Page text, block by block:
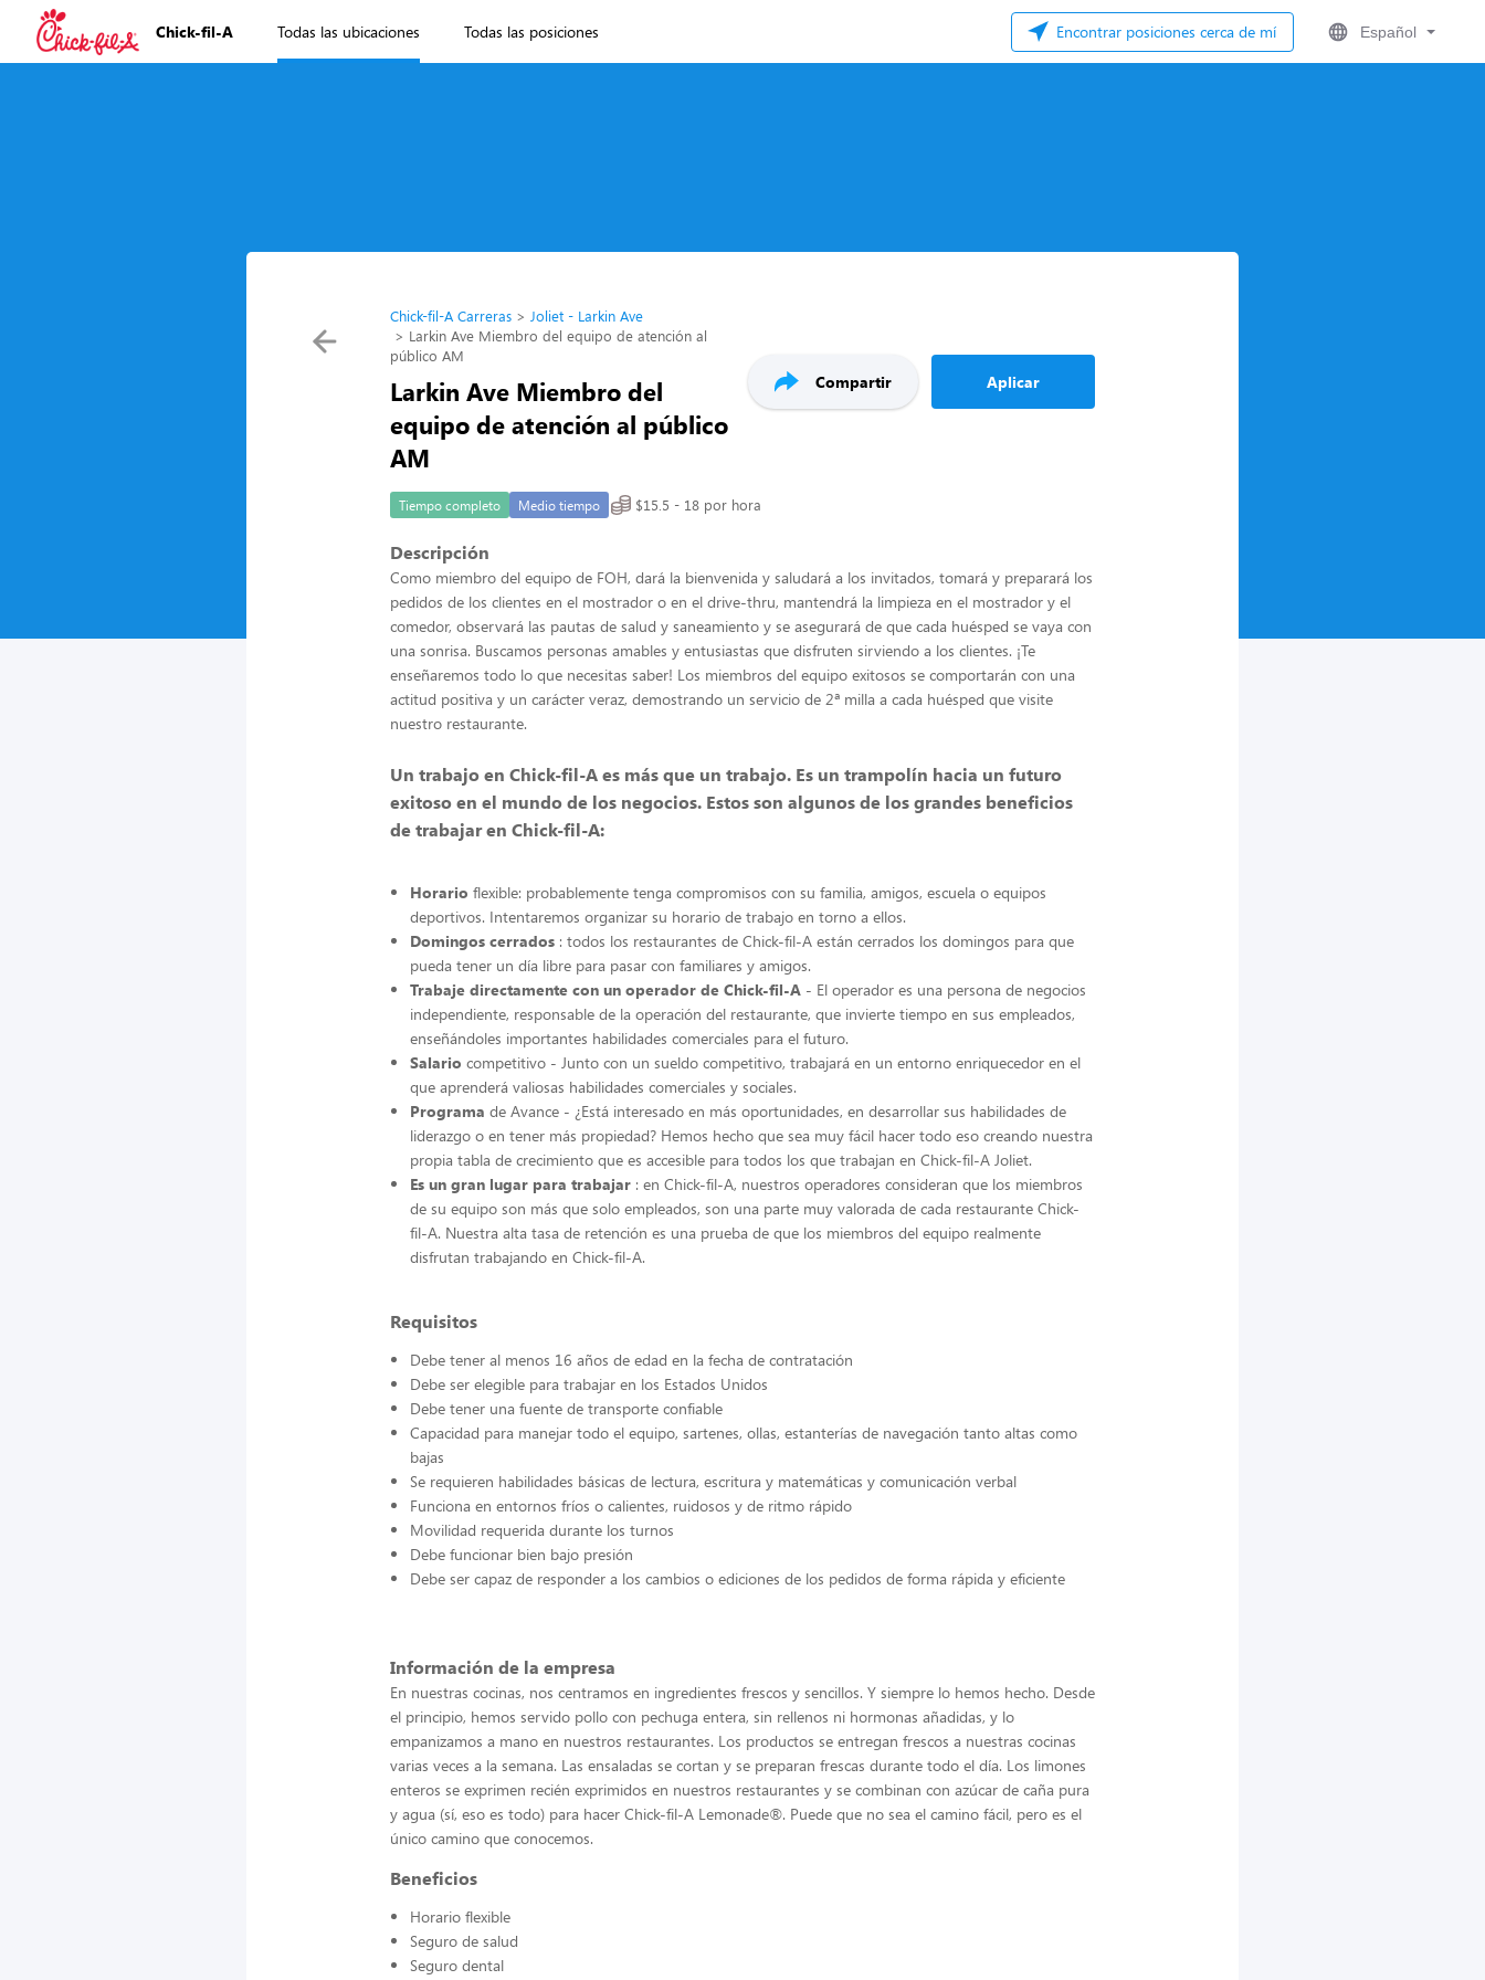
Chick-fil-A Todas las ubicaciones Todas las posiciones Encontrar posiciones cerca de mí Español
Chick-fil-A Carreras
Joliet - Larkin Ave
Larkin Ave Miembro del equipo de atención al
público AM
Larkin Ave Miembro del
equipo de atención al público
AM
Compartir Aplicar
Tiempo completo Medio tiempo $15.5 - 18 por hora
Descripción
Como miembro del equipo de FOH, dará la bienvenida y saludará a los invitados, tomará y preparará los
pedidos de los clientes en el mostrador o en el drive-thru, mantendrá la limpieza en el mostrador y el
comedor, observará las pautas de salud y saneamiento y se asegurará de que cada huésped se vaya con
una sonrisa. Buscamos personas amables y entusiastas que disfruten sirviendo a los clientes. ¡Te
enseñaremos todo lo que necesitas saber! Los miembros del equipo exitosos se comportarán con una
actitud positiva y un carácter veraz, demostrando un servicio de 2ª milla a cada huésped que visite
nuestro restaurante.
Un trabajo en Chick-fil-A es más que un trabajo. Es un trampolín hacia un futuro
exitoso en el mundo de los negocios. Estos son algunos de los grandes beneficios
de trabajar en Chick-fil-A:
Horario flexible: probablemente tenga compromisos con su familia, amigos, escuela o equipos
deportivos. Intentaremos organizar su horario de trabajo en torno a ellos.
Domingos cerrados : todos los restaurantes de Chick-fil-A están cerrados los domingos para que
pueda tener un día libre para pasar con familiares y amigos.
Trabaje directamente con un operador de Chick-fil-A - El operador es una persona de negocios
independiente, responsable de la operación del restaurante, que invierte tiempo en sus empleados,
enseñándoles importantes habilidades comerciales para el futuro.
Salario competitivo - Junto con un sueldo competitivo, trabajará en un entorno enriquecedor en el
que aprenderá valiosas habilidades comerciales y sociales.
Programa de Avance - ¿Está interesado en más oportunidades, en desarrollar sus habilidades de
liderazgo o en tener más propiedad? Hemos hecho que sea muy fácil hacer todo eso creando nuestra
propia tabla de crecimiento que es accesible para todos los que trabajan en Chick-fil-A Joliet.
Es un gran lugar para trabajar : en Chick-fil-A, nuestros operadores consideran que los miembros
de su equipo son más que solo empleados, son una parte muy valorada de cada restaurante Chick-
fil-A. Nuestra alta tasa de retención es una prueba de que los miembros del equipo realmente
disfrutan trabajando en Chick-fil-A.
Requisitos
Debe tener al menos 16 años de edad en la fecha de contratación
Debe ser elegible para trabajar en los Estados Unidos
Debe tener una fuente de transporte confiable
Capacidad para manejar todo el equipo, sartenes, ollas, estanterías de navegación tanto altas como
bajas
Se requieren habilidades básicas de lectura, escritura y matemáticas y comunicación verbal
Funciona en entornos fríos o calientes, ruidosos y de ritmo rápido
Movilidad requerida durante los turnos
Debe funcionar bien bajo presión
Debe ser capaz de responder a los cambios o ediciones de los pedidos de forma rápida y eficiente
Información de la empresa
En nuestras cocinas, nos centramos en ingredientes frescos y sencillos. Y siempre lo hemos hecho. Desde
el principio, hemos servido pollo con pechuga entera, sin rellenos ni hormonas añadidas, y lo
empanizamos a mano en nuestros restaurantes. Los productos se entregan frescos a nuestras cocinas
varias veces a la semana. Las ensaladas se cortan y se preparan frescas durante todo el día. Los limones
enteros se exprimen recién exprimidos en nuestros restaurantes y se combinan con azúcar de caña pura
y agua (sí, eso es todo) para hacer Chick-fil-A Lemonade®. Puede que no sea el camino fácil, pero es el
único camino que conocemos.
Beneficios
Horario flexible
Seguro de salud
Seguro dental